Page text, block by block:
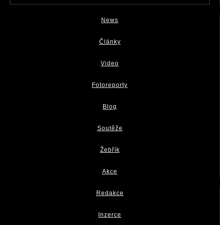
News
Články
Video
Fotoreporty
Blog
Soutěže
Žebřík
Akce
Redakce
Inzerce